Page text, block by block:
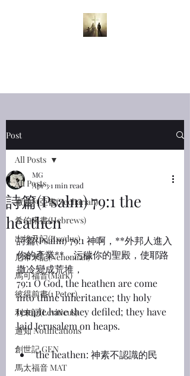
Post
All Posts
撒迦利亞書(Zechariah)
希伯來書(Hebrews)
出埃及記(Exodus)
尼希米記(Nehemiah)
馬可福音(Mark)
彼得前書(1 Peter)
利未記(Leviticus)
通知 Notifications
創世記 GEN
馬太福音 MAT
All Posts
詩篇(Psalm) 79:1 the
heathen
MG
Apr 31 min read
詩篇(Psalm) 79:1 神啊，**外邦人進入
你的產業**，污穢你的聖殿，使耶路
撒冷變成荒堆，
79:1 O God, the heathen are come
into thine inheritance; thy holy
temple have they defiled; they have
laid Jerusalem on heaps.
the heathen: 神素不認識的民